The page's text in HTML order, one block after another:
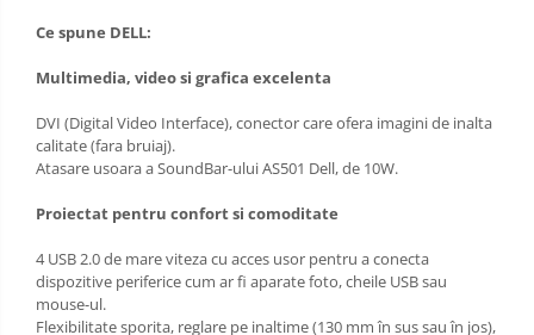
Ce spune DELL:
Multimedia, video si grafica excelenta
DVI (Digital Video Interface), conector care ofera imagini de inalta
calitate (fara bruiaj).
Atasare usoara a SoundBar-ului AS501 Dell, de 10W.
Proiectat pentru confort si comoditate
4 USB 2.0 de mare viteza cu acces usor pentru a conecta
dispozitive periferice cum ar fi aparate foto, cheile USB sau
mouse-ul.
Flexibilitate sporita, reglare pe inaltime (130 mm în sus sau în jos),